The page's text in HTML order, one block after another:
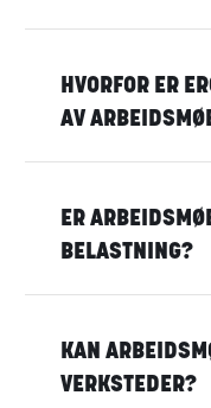
HVORFOR ER
AV
ER
BELASTNING?
KAN
VERKSTEDER?